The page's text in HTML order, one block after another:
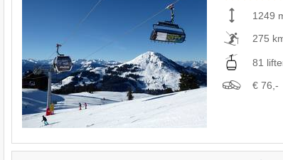
1249
275
81
€ 76,-